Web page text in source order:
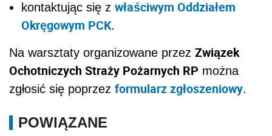
kontaktując się z właściwym Oddziałem
Okręgowym PCK.
Na warsztaty organizowane przez Związek
Ochotniczych Straży Pożarnych RP można
zgłosić się poprzez formularz zgłoszeniowy.
POWIĄZANE